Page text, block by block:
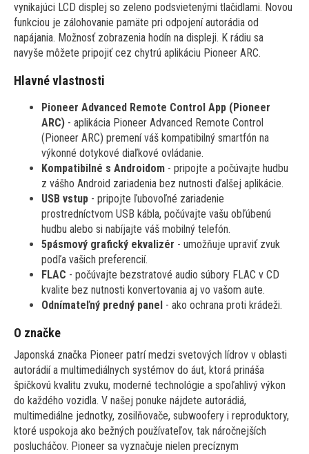
vynikajúci LCD displej so zeleno podsvietenými tlačidlami. Novou
funkciou je zálohovanie pamäte pri odpojení autorádia od
napájania. Možnosť zobrazenia hodín na displeji. K rádiu sa
navyše môžete pripojiť cez chytrú aplikáciu Pioneer ARC.
Hlavné vlastnosti
Pioneer Advanced Remote Control App (Pioneer
ARC) - aplikácia Pioneer Advanced Remote Control
(Pioneer ARC) premení váš kompatibilný smartfón na
výkonné dotykové diaľkové ovládanie.
Kompatibilné s Androidom - pripojte a počúvajte hudbu
z vášho Android zariadenia bez nutnosti ďalšej aplikácie.
USB vstup - pripojte ľubovoľné zariadenie
prostredníctvom USB kábla, počúvajte vašu obľúbenú
hudbu alebo si nabíjajte váš mobilný telefón.
5pásmový grafický ekvalizér - umožňuje upraviť zvuk
podľa vašich preferencií.
FLAC - počúvajte bezstratové audio súbory FLAC v CD
kvalite bez nutnosti konvertovania aj vo vašom aute.
Odnímateľný predný panel - ako ochrana proti krádeži.
O značke
Japonská značka Pioneer patrí medzi svetových lídrov v oblasti
autorádií a multimediálnych systémov do áut, ktorá prináša
špičkovú kvalitu zvuku, moderné technológie a spoľahlivý výkon
do každého vozidla. V našej ponuke nájdete autorádiá,
multimediálne jednotky, zosilňovače, subwoofery i reproduktory,
ktoré uspokoja ako bežných používateľov, tak náročnejších
poslucháčov. Pioneer sa vyznačuje nielen precíznym